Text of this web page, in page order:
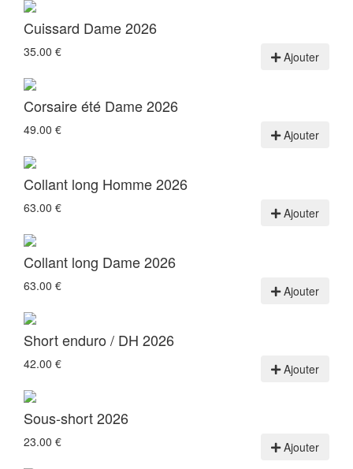
Cuissard Dame 2026
35.00 € Ajouter
Corsaire été Dame 2026
49.00 € Ajouter
Collant long Homme 2026
63.00 € Ajouter
Collant long Dame 2026
63.00 € Ajouter
Short enduro / DH 2026
42.00 € Ajouter
Sous-short 2026
23.00 € Ajouter